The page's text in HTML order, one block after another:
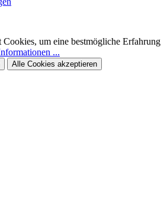
Cookies, um eine bestmögliche Erfahrung
...
Alle Cookies akzeptieren